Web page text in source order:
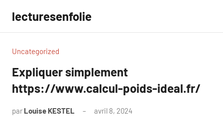
contenu
lecturesenfolie
Uncategorized
Expliquer simplement
https://www.calcul-poids-ideal.fr/
par Louise KESTEL avril 8, 2024